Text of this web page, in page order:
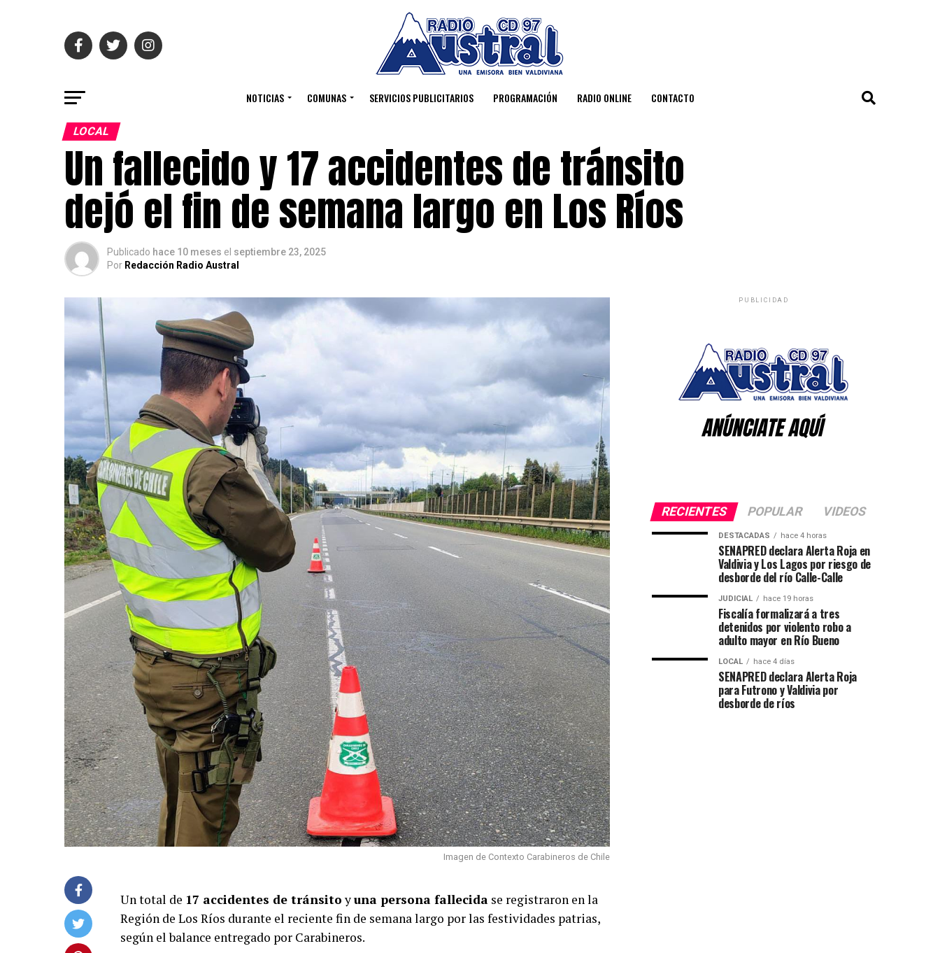
NOTICIAS COMUNAS SERVICIOS PUBLICITARIOS PROGRAMACIÓN RADIO ONLINE CONTACTO
LOCAL
Un fallecido y 17 accidentes de tránsito
dejó el fin de semana largo en Los Ríos
Publicado hace 10 meses el septiembre 23, 2025
Por Redacción Radio Austral
Imagen de Contexto Carabineros de Chile
Un total de 17 accidentes de tránsitoyuna persona fallecida se registraron en la
Región de Los Ríos durante el reciente fin de semana largo por las festividades patrias,
según el balance entregado por Carabineros.
PUBLICIDAD
RECIENTES POPULAR VIDEOS
DESTACADAS hace 4 horas
SENAPRED declara Alerta Roja en
Valdivia y Los Lagos por riesgo de
desborde del río Calle-Calle
JUDICIAL hace 19 horas
Fiscalía formalizará a tres
detenidos por violento robo a
adulto mayor en Río Bueno
LOCAL hace 4 días
SENAPRED declara Alerta Roja
para Futrono y Valdivia por
desborde de ríos